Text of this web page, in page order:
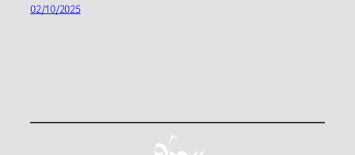
02/10/2025